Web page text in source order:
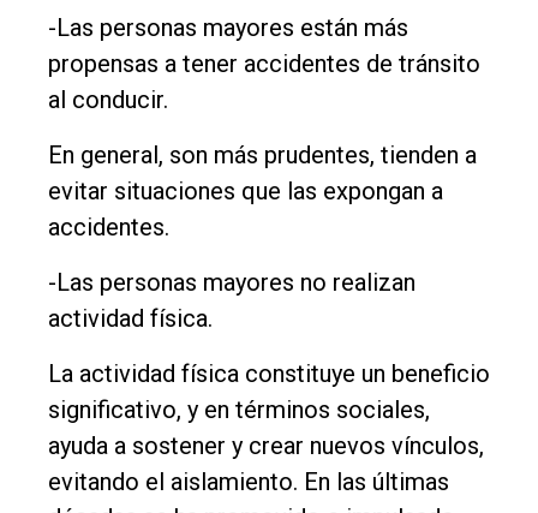
-Las personas mayores están más
propensas a tener accidentes de tránsito
al conducir.
En general, son más prudentes, tienden a
evitar situaciones que las expongan a
accidentes.
-Las personas mayores no realizan
actividad física.
La actividad física constituye un beneficio
significativo, y en términos sociales,
ayuda a sostener y crear nuevos vínculos,
evitando el aislamiento. En las últimas